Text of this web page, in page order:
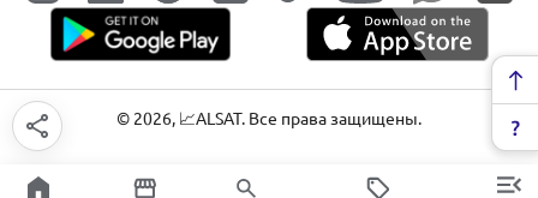
© 2026, 📈ALSAT. Все права защищены.